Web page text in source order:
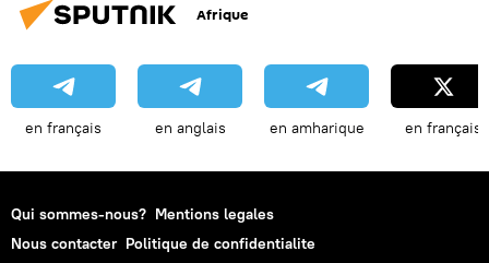
Afrique
en français en anglais en amharique en français
Qui sommes-nous? Mentions legales
Nous contacter Politique de confidentialite